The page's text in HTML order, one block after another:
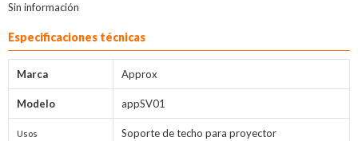
Sin información
Especificaciones técnicas
Marca Approx
Modelo appSV01
Usos Soporte de techo para proyector